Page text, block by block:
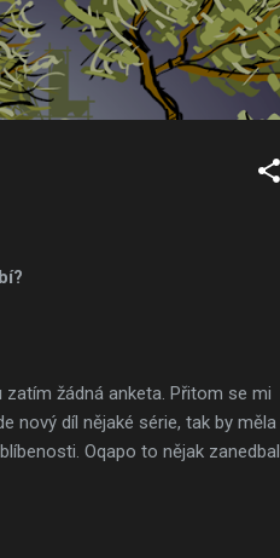
žádná anketa. Přitom se mi
nový díl nějaké série, tak by měla
Oqapo to nějak zanedbal